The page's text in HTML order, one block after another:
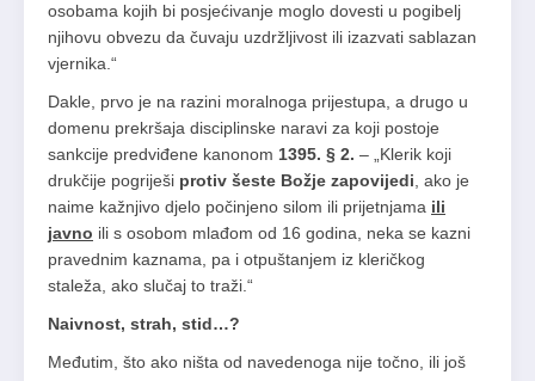
osobama kojih bi posjećivanje moglo dovesti u pogibelj
njihovu obvezu da čuvaju uzdržljivost ili izazvati sablazan
vjernika.“
Dakle, prvo je na razini moralnoga prijestupa, a drugo u
domenu prekršaja disciplinske naravi za koji postoje
sankcije predviđene kanonom 1395. § 2. – „Klerik koji
drukčije pogriješi protiv šeste Božje zapovijedi, ako je
naime kažnjivo djelo počinjeno silom ili prijetnjama ili
javno ili s osobom mlađom od 16 godina, neka se kazni
pravednim kaznama, pa i otpuštanjem iz kleričkog
staleža, ako slučaj to traži.“
Naivnost, strah, stid…?
Međutim, što ako ništa od navedenoga nije točno, ili još